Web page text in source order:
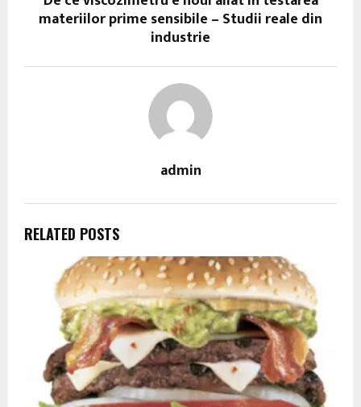
materiilor prime sensibile – Studii reale din
industrie
admin
RELATED POSTS